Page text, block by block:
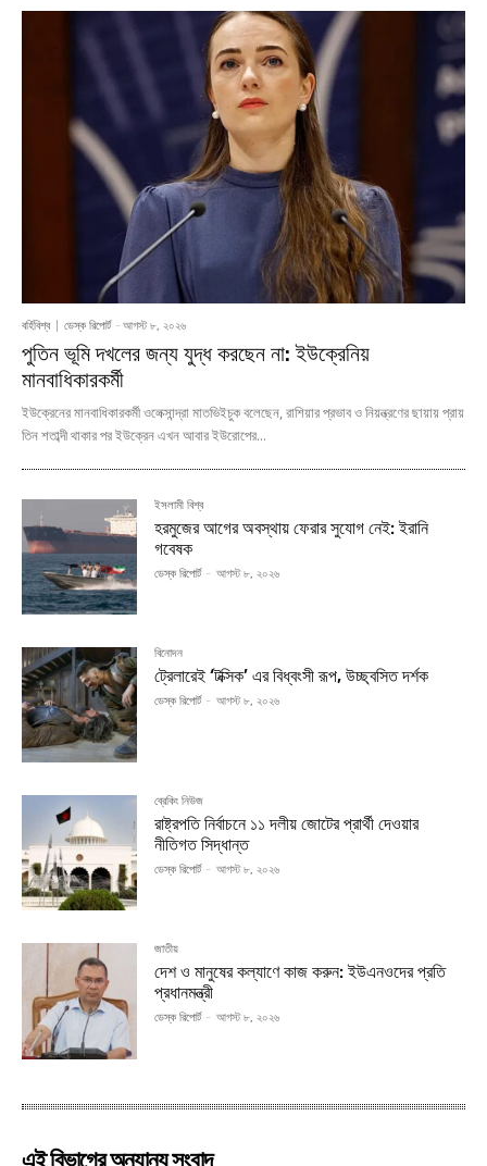
বর্হিবিশ্ব ডেস্ক রিপোর্ট - আগস্ট ৮, ২০২৬
পুতিন ভূমি দখলের জন্য যুদ্ধ করছেন না: ইউক্রেনিয়
মানবাধিকারকর্মী
ইউক্রেনের মানবাধিকারকর্মী ওলেক্সান্দ্রা মাতভিইচুক বলেছেন, রাশিয়ার প্রভাব ও নিয়ন্ত্রণের ছায়ায় প্রায়
তিন শতাব্দী থাকার পর ইউক্রেন এখন আবার ইউরোপের...
ইসলামী বিশ্ব
হরমুজের আগের অবস্থায় ফেরার সুযোগ নেই: ইরানি
গবেষক
ডেস্ক রিপোর্ট - আগস্ট ৮, ২০২৬
বিনোদন
ট্রেলারেই ‘টক্সিক’ এর বিধ্বংসী রূপ, উচ্ছ্বসিত দর্শক
ডেস্ক রিপোর্ট - আগস্ট ৮, ২০২৬
ব্রেকিং নিউজ
রাষ্ট্রপতি নির্বাচনে ১১ দলীয় জোটের প্রার্থী দেওয়ার
নীতিগত সিদ্ধান্ত
ডেস্ক রিপোর্ট - আগস্ট ৮, ২০২৬
জাতীয়
দেশ ও মানুষের কল্যাণে কাজ করুন: ইউএনওদের প্রতি
প্রধানমন্ত্রী
ডেস্ক রিপোর্ট - আগস্ট ৮, ২০২৬
এই বিভাগের অন্যান্য সংবাদ